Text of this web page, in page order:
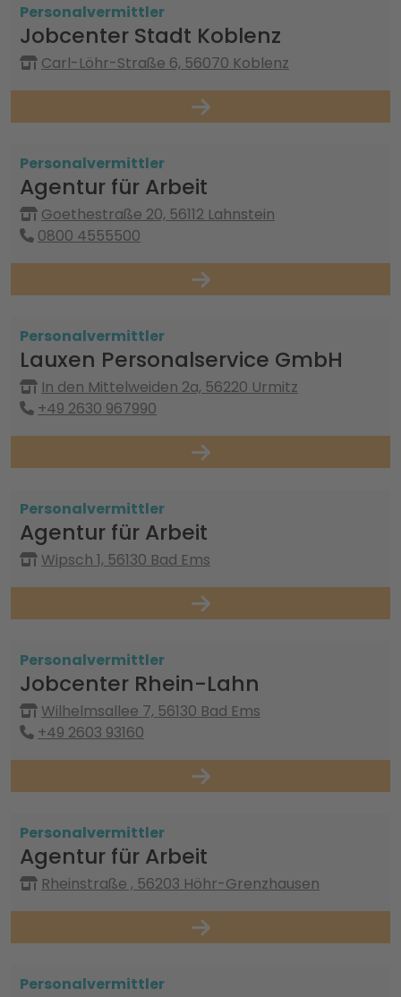
Personalvermittler
Jobcenter Stadt Koblenz
Carl-Löhr-Straße 6, 56070 Koblenz
Personalvermittler
Agentur für Arbeit
Goethestraße 20, 56112 Lahnstein
0800 4555500
Personalvermittler
Lauxen Personalservice GmbH
In den Mittelweiden 2a, 56220 Urmitz
+49 2630 967990
Personalvermittler
Agentur für Arbeit
Wipsch 1, 56130 Bad Ems
Personalvermittler
Jobcenter Rhein-Lahn
Wilhelmsallee 7, 56130 Bad Ems
+49 2603 93160
Personalvermittler
Agentur für Arbeit
Rheinstraße , 56203 Höhr-Grenzhausen
Personalvermittler